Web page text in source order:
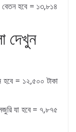
বেতন হবে = ১৩,৮১৪
দেখুন
= ১২,৫০০ টাকা
যা হবে = ৭,৮৭৫